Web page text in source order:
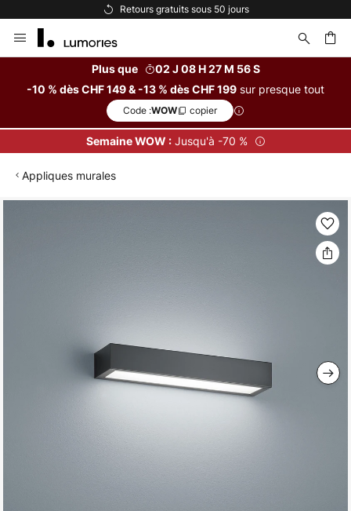
Allez
au
Plus que
02 J 08 H 27 M 55 S
-10 % dès CHF 149 & -13 % dès CHF 199 sur presque tout
Code :WOW copier
Semaine WOW :Jusqu'à -70 %
Appliques murales